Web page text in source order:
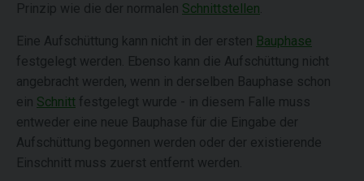
Prinzip wie die der normalen Schnittstellen
Eine Aufschüttung kann nicht in der ersten Bauphase
festgelegt werden. Ebenso kann die Aufschüttung nicht
angebracht werden, wenn in derselben Bauphase schon
ein Schnitt festgelegt wurde - in diesem Falle muss
entweder eine neue Bauphase für die Eingabe der
Aufschüttung begonnen werden oder der existierende
Einschnitt muss zuerst entfernt werden.